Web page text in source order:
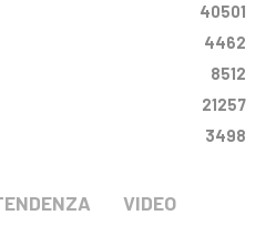
40501
4462
8512
21257
3498
VIDEO